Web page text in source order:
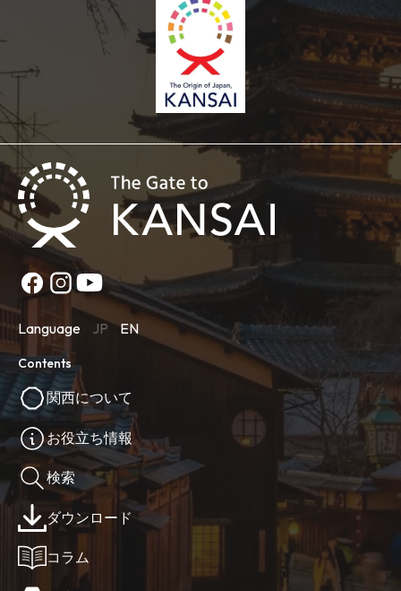
Language JP EN
Contents
関西について
お役立ち情報
検索
ダウンロード
コラム